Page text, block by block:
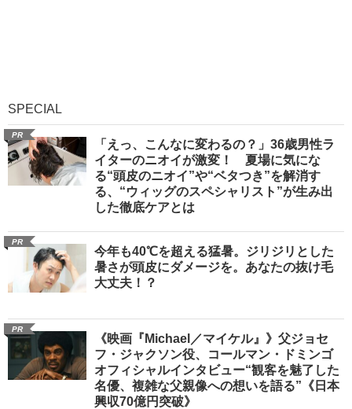
SPECIAL
PR
「えっ、こんなに変わるの？」36歳男性ラ
イターのニオイが激変！ 夏場に気にな
る“頭皮のニオイ”や“ベタつき”を解消す
る、“ウィッグのスペシャリスト”が生み出
した徹底ケアとは
PR
今年も40℃を超える猛暑。ジリジリとした
暑さが頭皮にダメージを。あなたの抜け毛
大丈夫！？
PR
《映画『Michael／マイケル』》父ジョセ
フ・ジャクソン役、コールマン・ドミンゴ
オフィシャルインタビュー“観客を魅了した
名優、複雑な父親像への想いを語る”《日本
興収70億円突破》